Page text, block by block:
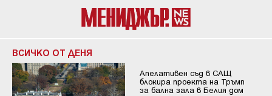
ВСИЧКО ОТ ДЕНЯ
Апелативен съд в САЩ
блокира проекта на Тръмп
за бална зала в Белия дом